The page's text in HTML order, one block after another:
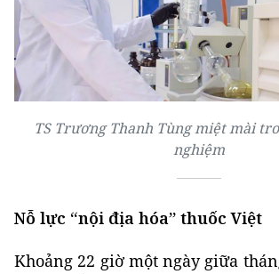
TS Trương Thanh Tùng miệt mài
nghiệm
Nỗ lực “nội địa hóa” thuốc Việt
Khoảng 22 giờ một ngày giữa